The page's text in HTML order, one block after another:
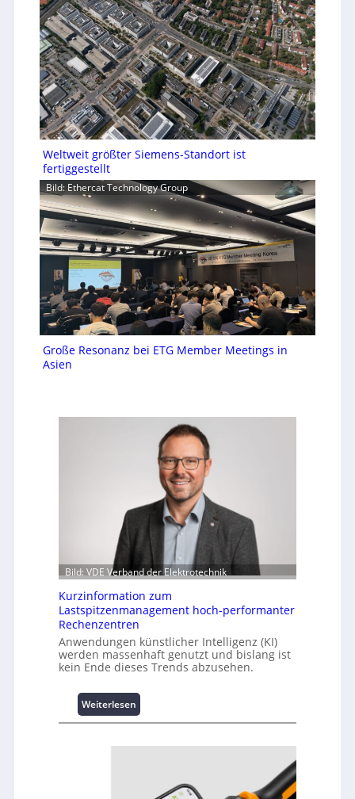
Weltweit größter Siemens-Standort ist
fertiggestellt
Bild: Ethercat Technology Group
Große Resonanz bei ETG Member Meetings in
Asien
Bild: VDE Verband der Elektrotechnik
Kurzinformation zum
Lastspitzenmanagement hoch-performanter
Rechenzentren
Anwendungen künstlicher Intelligenz (KI)
werden massenhaft genutzt und bislang ist
kein Ende dieses Trends abzusehen.
Weiterlesen:
K
r